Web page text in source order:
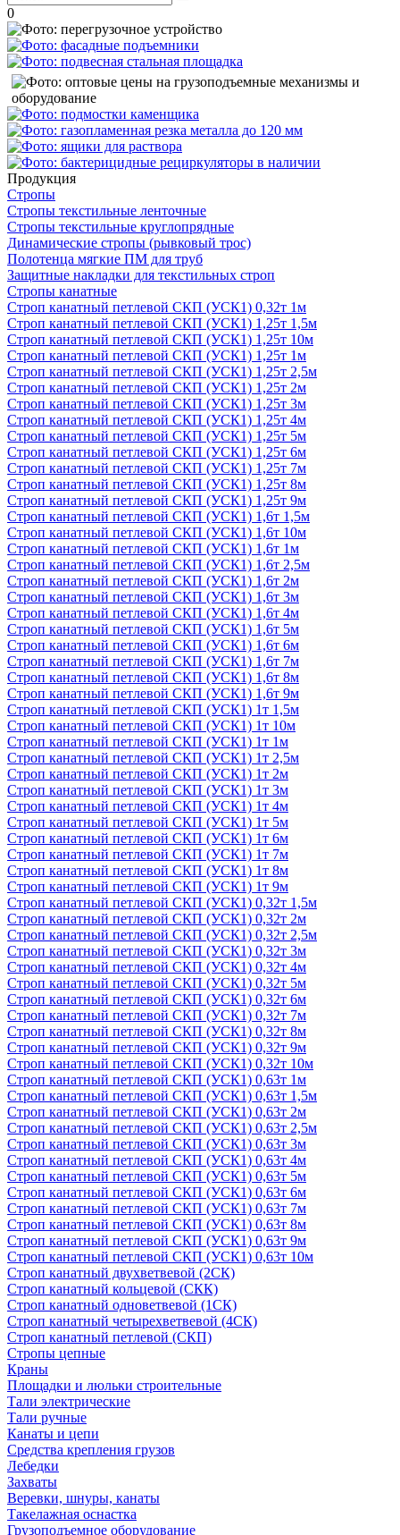
0
Продукция
Стропы
Стропы текстильные ленточные
Стропы текстильные круглопрядные
Динамические стропы (рывковый трос)
Полотенца мягкие ПМ для труб
Защитные накладки для текстильных строп
Стропы канатные
Строп канатный петлевой СКП (УСК1) 0,32т 1м
Строп канатный петлевой СКП (УСК1) 1,25т 1,5м
Строп канатный петлевой СКП (УСК1) 1,25т 10м
Строп канатный петлевой СКП (УСК1) 1,25т 1м
Строп канатный петлевой СКП (УСК1) 1,25т 2,5м
Строп канатный петлевой СКП (УСК1) 1,25т 2м
Строп канатный петлевой СКП (УСК1) 1,25т 3м
Строп канатный петлевой СКП (УСК1) 1,25т 4м
Строп канатный петлевой СКП (УСК1) 1,25т 5м
Строп канатный петлевой СКП (УСК1) 1,25т 6м
Строп канатный петлевой СКП (УСК1) 1,25т 7м
Строп канатный петлевой СКП (УСК1) 1,25т 8м
Строп канатный петлевой СКП (УСК1) 1,25т 9м
Строп канатный петлевой СКП (УСК1) 1,6т 1,5м
Строп канатный петлевой СКП (УСК1) 1,6т 10м
Строп канатный петлевой СКП (УСК1) 1,6т 1м
Строп канатный петлевой СКП (УСК1) 1,6т 2,5м
Строп канатный петлевой СКП (УСК1) 1,6т 2м
Строп канатный петлевой СКП (УСК1) 1,6т 3м
Строп канатный петлевой СКП (УСК1) 1,6т 4м
Строп канатный петлевой СКП (УСК1) 1,6т 5м
Строп канатный петлевой СКП (УСК1) 1,6т 6м
Строп канатный петлевой СКП (УСК1) 1,6т 7м
Строп канатный петлевой СКП (УСК1) 1,6т 8м
Строп канатный петлевой СКП (УСК1) 1,6т 9м
Строп канатный петлевой СКП (УСК1) 1т 1,5м
Строп канатный петлевой СКП (УСК1) 1т 10м
Строп канатный петлевой СКП (УСК1) 1т 1м
Строп канатный петлевой СКП (УСК1) 1т 2,5м
Строп канатный петлевой СКП (УСК1) 1т 2м
Строп канатный петлевой СКП (УСК1) 1т 3м
Строп канатный петлевой СКП (УСК1) 1т 4м
Строп канатный петлевой СКП (УСК1) 1т 5м
Строп канатный петлевой СКП (УСК1) 1т 6м
Строп канатный петлевой СКП (УСК1) 1т 7м
Строп канатный петлевой СКП (УСК1) 1т 8м
Строп канатный петлевой СКП (УСК1) 1т 9м
Строп канатный петлевой СКП (УСК1) 0,32т 1,5м
Строп канатный петлевой СКП (УСК1) 0,32т 2м
Строп канатный петлевой СКП (УСК1) 0,32т 2,5м
Строп канатный петлевой СКП (УСК1) 0,32т 3м
Строп канатный петлевой СКП (УСК1) 0,32т 4м
Строп канатный петлевой СКП (УСК1) 0,32т 5м
Строп канатный петлевой СКП (УСК1) 0,32т 6м
Строп канатный петлевой СКП (УСК1) 0,32т 7м
Строп канатный петлевой СКП (УСК1) 0,32т 8м
Строп канатный петлевой СКП (УСК1) 0,32т 9м
Строп канатный петлевой СКП (УСК1) 0,32т 10м
Строп канатный петлевой СКП (УСК1) 0,63т 1м
Строп канатный петлевой СКП (УСК1) 0,63т 1,5м
Строп канатный петлевой СКП (УСК1) 0,63т 2м
Строп канатный петлевой СКП (УСК1) 0,63т 2,5м
Строп канатный петлевой СКП (УСК1) 0,63т 3м
Строп канатный петлевой СКП (УСК1) 0,63т 4м
Строп канатный петлевой СКП (УСК1) 0,63т 5м
Строп канатный петлевой СКП (УСК1) 0,63т 6м
Строп канатный петлевой СКП (УСК1) 0,63т 7м
Строп канатный петлевой СКП (УСК1) 0,63т 8м
Строп канатный петлевой СКП (УСК1) 0,63т 9м
Строп канатный петлевой СКП (УСК1) 0,63т 10м
Строп канатный двухветвевой (2СК)
Строп канатный кольцевой (СКК)
Строп канатный одноветвевой (1СК)
Строп канатный четырехветвевой (4СК)
Строп канатный петлевой (СКП)
Стропы цепные
Краны
Площадки и люльки строительные
Тали электрические
Тали ручные
Канаты и цепи
Средства крепления грузов
Лебедки
Захваты
Веревки, шнуры, канаты
Такелажная оснастка
Грузоподъемное оборудование